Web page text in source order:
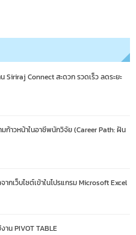
Siriraj Connect สะดวก รวดเร็ว ลดระยะ
มก้าวหน้าในอาชีพนักวิจัย (Career Path: ฝัน
ากเว็บไซต์เข้าในโปรแกรม Microsoft Excel
าน PIVOT TABLE